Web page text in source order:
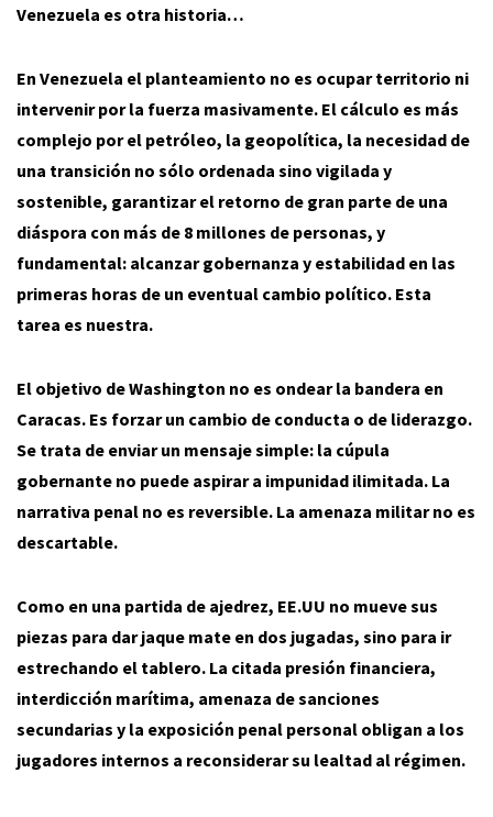
Venezuela es otra historia…
En Venezuela el planteamiento no es ocupar territorio ni
intervenir por la fuerza masivamente. El cálculo es más
complejo por el petróleo, la geopolítica, la necesidad de
una transición no sólo ordenada sino vigilada y
sostenible, garantizar el retorno de gran parte de una
diáspora con más de 8 millones de personas, y
fundamental: alcanzar gobernanza y estabilidad en las
primeras horas de un eventual cambio político. Esta
tarea es nuestra.
El objetivo de Washington no es ondear la bandera en
Caracas. Es forzar un cambio de conducta o de liderazgo.
Se trata de enviar un mensaje simple: la cúpula
gobernante no puede aspirar a impunidad ilimitada. La
narrativa penal no es reversible. La amenaza militar no es
descartable.
Como en una partida de ajedrez, EE.UU no mueve sus
piezas para dar jaque mate en dos jugadas, sino para ir
estrechando el tablero. La citada presión financiera,
interdicción marítima, amenaza de sanciones
secundarias y la exposición penal personal obligan a los
jugadores internos a reconsiderar su lealtad al régimen.